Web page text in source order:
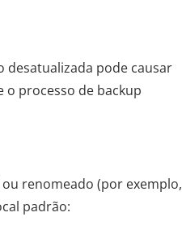
desatualizada pode causar
o processo de backup
renomeado (por exemplo,
padrão: